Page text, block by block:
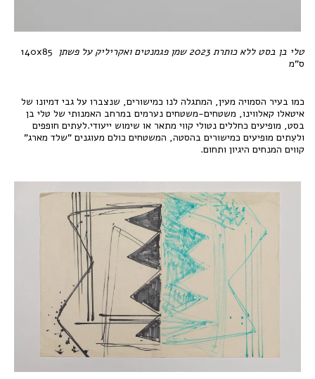
טלי בן בסט ללא כותרת 2023 שמן פגמנטים ואקריליק על פשתן
140x85
ס"מ
כמו בעיר הסמויה מעין, המתגלה לנו כמישורים, שנצברו על גבי דמיונו של
איטאלו קאלווינו, משטחים-משטחים נערמים במרחב האמנותי של טלי בן
בסט, מופיעים כחללים נטולי קווי מתאר או שימוש ייעודי.לעִתים חופפים
ולעִתים מופיעים כמישורים בהסטה, המשטחים כולם מעוגנים "שלד מארג"
קווים המנחים היגיון ותחום.